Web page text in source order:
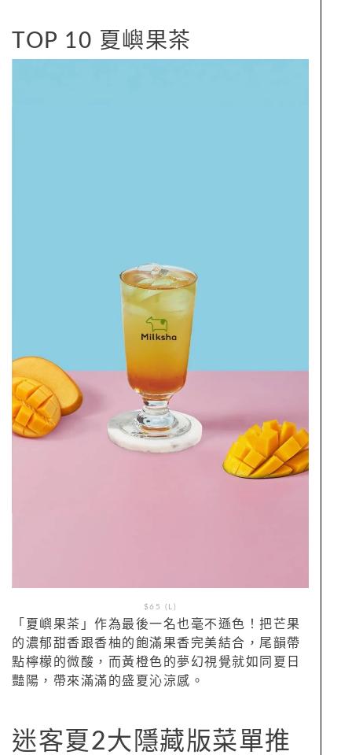
TOP 10 夏嶼果茶
$65 (L)
「夏嶼果茶」作為最後一名也毫不遜色！把芒果
的濃郁甜香跟香柚的飽滿果香完美結合，尾韻帶
點檸檬的微酸，而黃橙色的夢幻視覺就如同夏日
豔陽，帶來滿滿的盛夏沁涼感。
迷客夏2大隱藏版菜單推